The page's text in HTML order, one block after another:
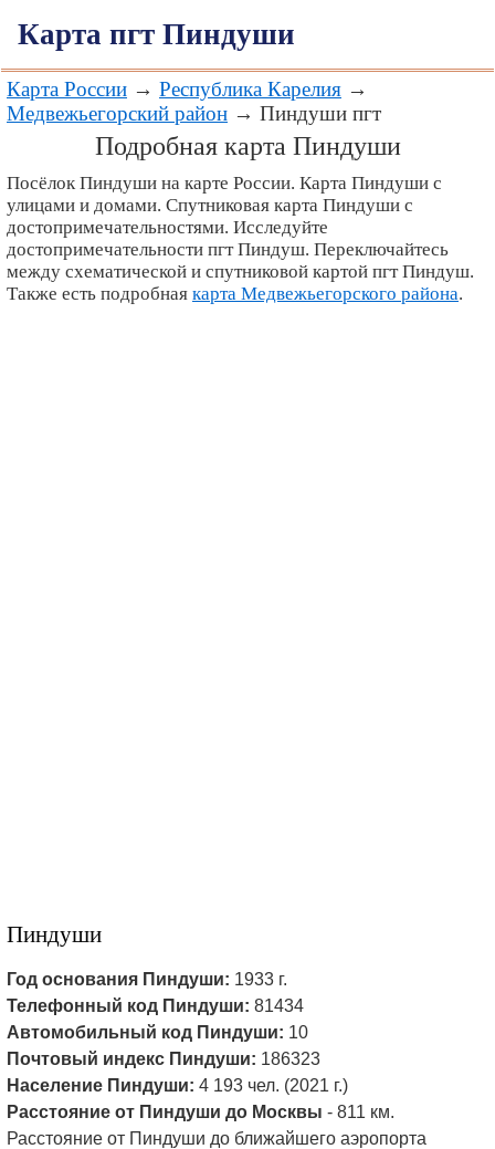
Карта пгт Пиндуши
Карта России → Республика Карелия →
Медвежьегорский район → Пиндуши пгт
Подробная карта Пиндуши
Посёлок Пиндуши на карте России. Карта Пиндуши с
улицами и домами. Спутниковая карта Пиндуши с
достопримечательностями. Исследуйте
достопримечательности пгт Пиндуш. Переключайтесь
между схематической и спутниковой картой пгт Пиндуш.
Также есть подробная карта Медвежьегорского района.
Пиндуши
Год основания Пиндуши: 1933 г.
Телефонный код Пиндуши: 81434
Автомобильный код Пиндуши: 10
Почтовый индекс Пиндуши: 186323
Население Пиндуши: 4 193 чел. (2021 г.)
Расстояние от Пиндуши до Москвы - 811 км.
Расстояние от Пиндуши до ближайшего аэропорта